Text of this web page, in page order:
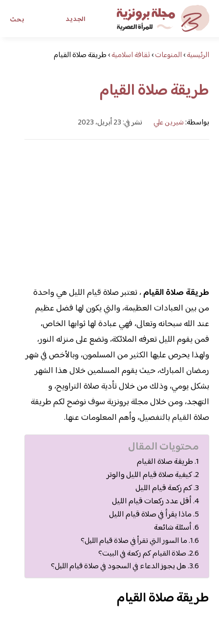
بحث الجديد
مجلة برونزية للفتاة العصرية
ابحث عن أي موضوع يهمك
الرئيسية›المنوعات›ثقافة اسلامية›طريقة صلاة القيام
طريقة صلاة القيام
بواسطة:شيرين علي نشر في: 23 أبريل، 2023
طريقة صلاة القيام، تعتبر صلاة قيام الليل هي واحدة
من بين العبادات العظيمة، والتي يكون لها فضل عظيم
عند الله سبحانه وتعالى، فهي عبادة لها ثوابها الخاص،
فمن يقوم الليل تعرفه الملائكة، وتضع على منزله النور،
ولهذا يحرص عليها الكثير من المسلمون، وبالأخص في شهر
رمضان المبارك، حيث يقوم المسلمين خلال هذا الشهر
بشكل يومي، وذلك من خلال تأدية صلاة التراويح، و
التهجد، ومن خلال مجلة برونزية سوف نوضح لكم طريقة
صلاة القيام بالتفصيل، وأهم المعلومات عنها.
محتويات المقال
طريقة صلاة القيام
كيفية صلاة قيام الليل والوتر
كم ركعة قيام الليل
أقل عدد ركعات قيام الليل
ماذا يقرأ في صلاة قيام الليل
أسئلة شائعة
ما السور التي تقرأ في صلاة قيام الليل؟
صلاة القيام كم ركعة في البيت؟
هل يجوز الدعاء في السجود في صلاة قيام الليل؟
طريقة صلاة القيام